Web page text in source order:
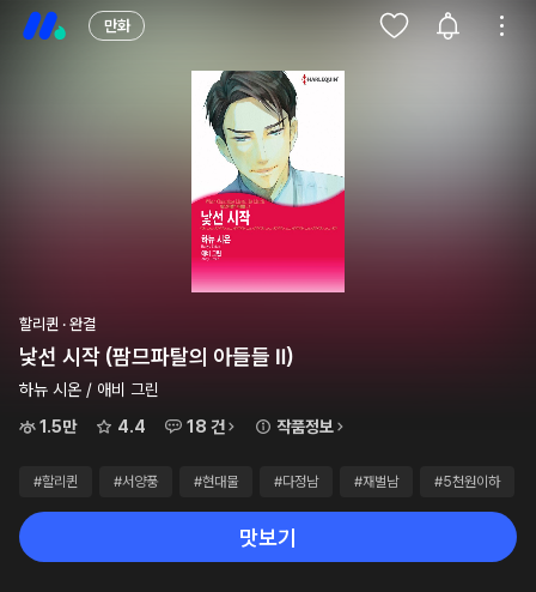
만화
할리퀸 · 완결
낯선 시작 (팜므파탈의 아들들 Ⅱ)
하뉴 시온 / 애비 그린
1.5만
4.4 18 건 작품정보
#할리퀸 #서양풍 #현대물 #다정남 #재벌남 #5천원이하
맛보기